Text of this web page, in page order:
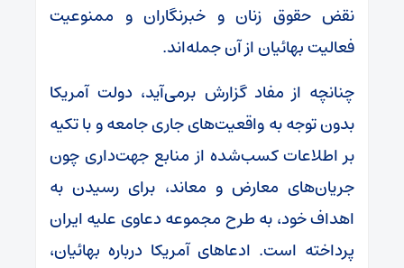
نقض حقوق زنان و خبرنگاران و ممنوعیت
فعالیت بهائیان از آن جمله‌اند.
چنانچه از مفاد گزارش برمی‌آید، دولت آمریکا
بدون توجه به واقعیت‌های جاری جامعه و با تکیه
بر اطلاعات کسب‌شده از منابع جهت‌داری چون
جریان‌های معارض و معاند، برای رسیدن به
اهداف خود، به طرح مجموعه دعاوی علیه ایران
پرداخته است. ادعاهای آمریکا درباره بهائیان،